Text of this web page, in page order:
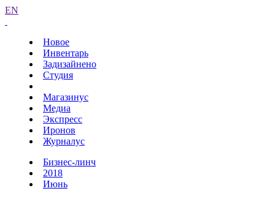
EN
Новое
Инвентарь
Задизайнено
Студия
Магазинус
Медиа
Экспресс
Иронов
Журналус
Бизнес-линч
2018
Июнь